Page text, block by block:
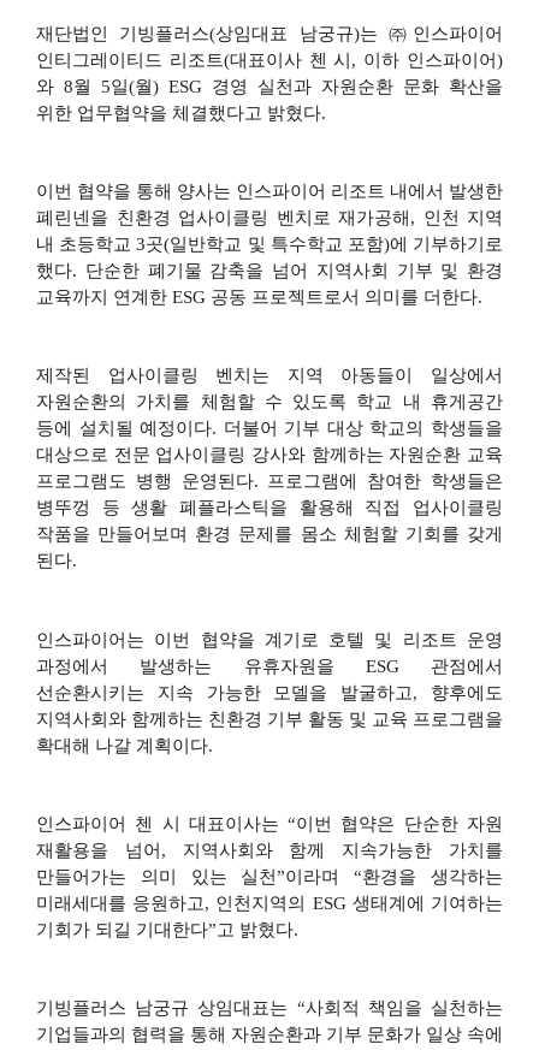
재단법인 기빙플러스(상임대표 남궁규)는 ㈜인스파이어
인티그레이티드 리조트(대표이사 첸 시 , 이하 인스파이어)
와 8월 5일(월) ESG 경영 실천과 자원순환 문화 확산을
위한 업무협약을 체결했다고 밝혔다.
이번 협약을 통해 양사는 인스파이어 리조트 내에서 발생한
폐린넨을 친환경 업사이클링 벤치로 재가공해 , 인천 지역
내 초등학교 3곳(일반학교 및 특수학교 포함)에 기부하기로
했다. 단순한 폐기물 감축을 넘어 지역사회 기부 및 환경
교육까지 연계한 ESG 공동 프로젝트로서 의미를 더한다.
제작된 업사이클링 벤치는 지역 아동들이 일상에서
자원순환의 가치를 체험할 수 있도록 학교 내 휴게공간
등에 설치될 예정이다. 더불어 기부 대상 학교의 학생들을
대상으로 전문 업사이클링 강사와 함께하는 자원순환 교육
프로그램도 병행 운영된다. 프로그램에 참여한 학생들은
병뚜껑 등 생활 폐플라스틱을 활용해 직접 업사이클링
작품을 만들어보며 환경 문제를 몸소 체험할 기회를 갖게
된다.
인스파이어는 이번 협약을 계기로 호텔 및 리조트 운영
과정에서 발생하는 유휴자원을 ESG 관점에서
선순환시키는 지속 가능한 모델을 발굴하고, 향후에도
지역사회와 함께하는 친환경 기부 활동 및 교육 프로그램을
확대해 나갈 계획이다.
인스파이어 첸 시 대표이사는 “이번 협약은 단순한 자원
재활용을 넘어 , 지역사회와 함께 지속가능한 가치를
만들어가는 의미 있는 실천”이라며 “환경을 생각하는
미래세대를 응원하고, 인천지역의 ESG 생태계에 기여하는
기회가 되길 기대한다”고 밝혔다.
기빙플러스 남궁규 상임대표는 “사회적 책임을 실천하는
기업들과의 협력을 통해 자원순환과 기부 문화가 일상 속에